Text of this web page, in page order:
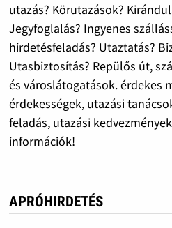
utazás? Körutazások?
Jegyfoglalás? Ingyenes
hirdetésfeladás? Utaztatás?
Utasbiztosítás? Repülős út,
és városlátogatások. érdekes
érdekességek, utazási
feladás, utazási
információk!
APRÓHIRDETÉS